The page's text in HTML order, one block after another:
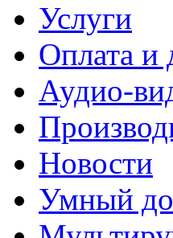
Услуги
Оплата и
Аудио-
Новости
Умный